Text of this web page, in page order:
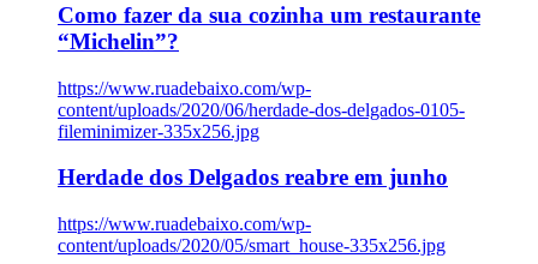
Como fazer da sua cozinha um restaurante
“Michelin”?
https://www.ruadebaixo.com/wp-
content/uploads/2020/06/herdade-dos-delgados-0105-
fileminimizer-335x256.jpg
Herdade dos Delgados reabre em junho
https://www.ruadebaixo.com/wp-
content/uploads/2020/05/smart_house-335x256.jpg